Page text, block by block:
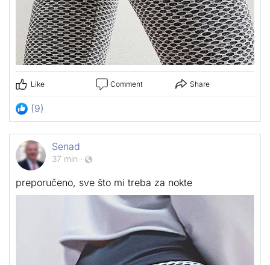
Like Comment Share
(9)
Senad
37 min ·
preporučeno, sve što mi treba za nokte